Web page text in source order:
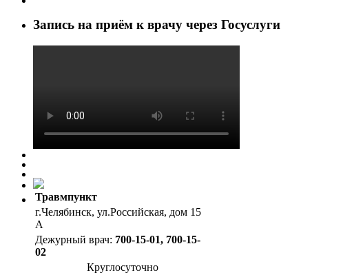
Запись на приём к врачу через Госуслуги
Травмпункт
г.Челябинск, ул.Российская, дом 15
А
Дежурный врач: 700-15-01, 700-15-
02
Круглосуточно